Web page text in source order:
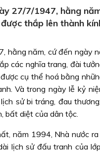
27/7/1947, hằng
thắp lên thành
năm, cứ đến ngày
các nghĩa trang, đài
cụ thể hoá bằng
Và trong ngày lễ kỷ
sử bi tráng, đau
bất diệt của dân tộc.
năm 1994, Nhà nước
lịch sử đấu tranh của